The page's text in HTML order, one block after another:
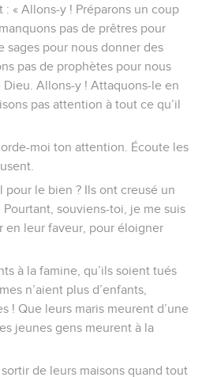
« Allons-y ! Préparons un coup
pas de prêtres pour
sages pour nous donner des
pas de prophètes pour nous
Allons-y ! Attaquons-le en
pas attention à tout ce qu’il
moi ton attention. Écoute les
pour le bien ? Ils ont creusé un
souviens-toi, je me suis
en leur faveur, pour éloigner
à la famine, qu’ils soient tués
n’aient plus d’enfants,
! Que leurs maris meurent d’une
jeunes gens meurent à la
de leurs maisons quand tout